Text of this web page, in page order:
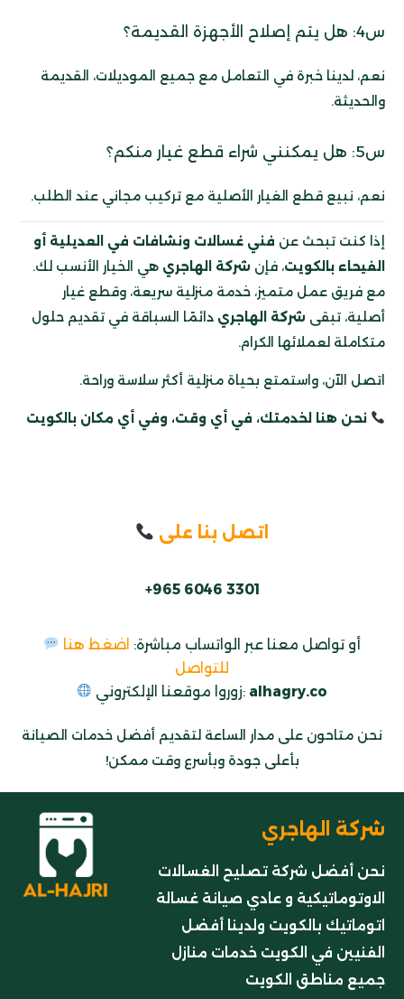
س4: هل يتم إصلاح الأجهزة القديمة؟
نعم، لدينا خبرة في التعامل مع جميع الموديلات، القديمة
والحديثة.
س5: هل يمكنني شراء قطع غيار منكم؟
نعم، نبيع قطع الغيار الأصلية مع تركيب مجاني عند الطلب.
إذا كنت تبحث عن فني غسالات ونشافات في العديلية أو
الفيحاء بالكويت، فإن شركة الهاجري هي الخيار الأنسب لك.
مع فريق عمل متميز، خدمة منزلية سريعة، وقطع غيار
أصلية، تبقى شركة الهاجري دائمًا السباقة في تقديم حلول
متكاملة لعملائها الكرام.
اتصل الآن، واستمتع بحياة منزلية أكثر سلاسة وراحة.
نحن هنا لخدمتك، في أي وقت، وفي أي مكان بالكويت
اتصل بنا على
+965 6046 3301
أو تواصل معنا عبر الواتساب مباشرة: اضغط هنا
للتواصل
زوروا موقعنا الإلكتروني: alhagry.co
نحن متاحون على مدار الساعة لتقديم أفضل خدمات الصيانة
بأعلى جودة وبأسرع وقت ممكن!
شركة الهاجري
نحن أفضل شركة تصليح الغسالات
الاوتوماتيكية و عادي صيانة غسالة
اتوماتيك بالكويت ولدينا أفضل
الفنيين في الكويت خدمات منازل
جميع مناطق الكويت